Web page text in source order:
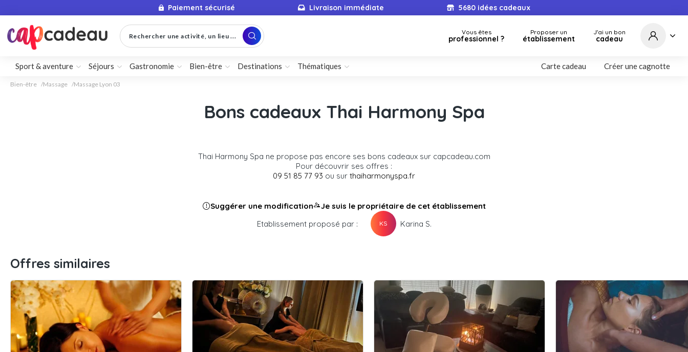
Paiement sécurisé Livraison immédiate 5680idées cadeaux
Rechercher une activité, un lieu ... Vous êtes
professionnel ?
Proposer un
établissement
J'ai un bon
cadeau
Sport & aventure Séjours Gastronomie Bien-être Destinations Thématiques Carte cadeau Créer une cagnotte
Bien-être Massage Massage Lyon 03
Bons cadeaux Thai Harmony Spa
Thai Harmony Spa ne propose pas encore ses bons cadeaux sur capcadeau.com
Pour découvrir ses offres :
09 51 85 77 93 ou sur thaiharmonyspa.fr
Suggérer une modification
Je suis le propriétaire de cet établissement
Etablissement proposé par :
KS Karina S.
Offres similaires